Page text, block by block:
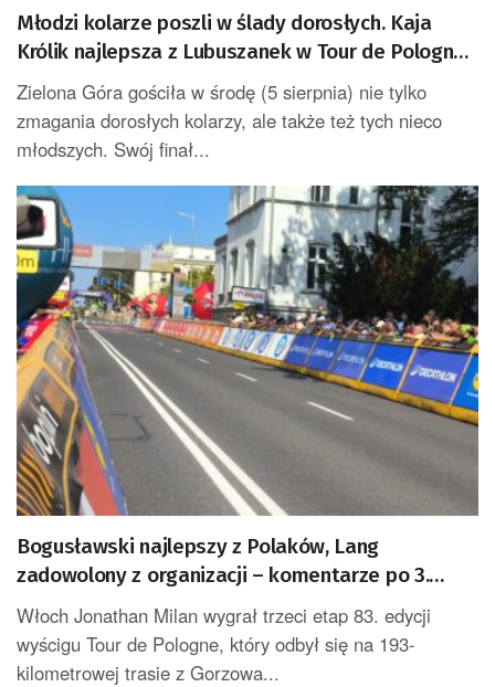
Młodzi kolarze poszli w ślady dorosłych. Kaja
Królik najlepsza z Lubuszanek w Tour de Pologne
Junior
Zielona Góra gościła w środę (5 sierpnia) nie tylko
zmagania dorosłych kolarzy, ale także też tych nieco
młodszych. Swój finał...
Bogusławski najlepszy z Polaków, Lang
zadowolony z organizacji – komentarze po 3.
etapie Tour de Pologne
Włoch Jonathan Milan wygrał trzeci etap 83. edycji
wyścigu Tour de Pologne, który odbył się na 193-
kilometrowej trasie z Gorzowa...